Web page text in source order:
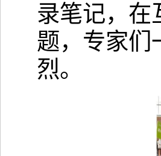
录笔记，在
题，专家们
烈。